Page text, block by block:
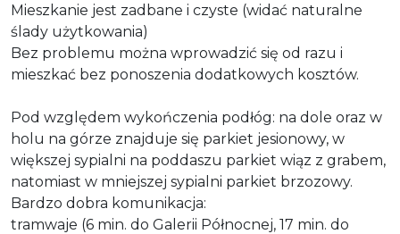
Mieszkanie jest zadbane i czyste (widać naturalne
ślady użytkowania)
Bez problemu można wprowadzić się od razu i
mieszkać bez ponoszenia dodatkowych kosztów.
Pod względem wykończenia podłóg: na dole oraz w
holu na górze znajduje się parkiet jesionowy, w
większej sypialni na poddaszu parkiet wiąz z grabem,
natomiast w mniejszej sypialni parkiet brzozowy.
Bardzo dobra komunikacja:
tramwaje (6 min. do Galerii Północnej, 17 min. do